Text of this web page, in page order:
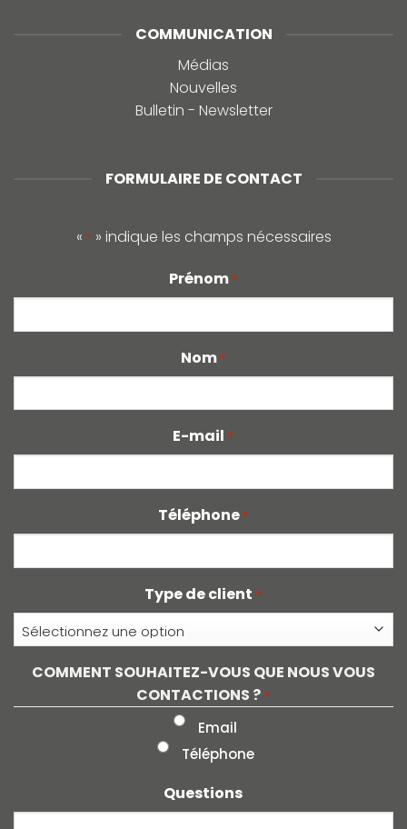
COMMUNICATION
Médias
Nouvelles
Bulletin - Newsletter
FORMULAIRE DE CONTACT
« *» indique les champs nécessaires
Prénom *
Nom *
E-mail *
Téléphone *
Type de client *
COMMENT SOUHAITEZ-VOUS QUE NOUS VOUS
CONTACTIONS ? *
Email
Téléphone
Questions